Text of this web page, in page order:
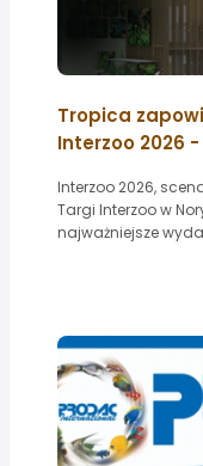
Tropica
Interzoo 2026
Interzoo 2026,
Targi Interzoo w
najważniejsze